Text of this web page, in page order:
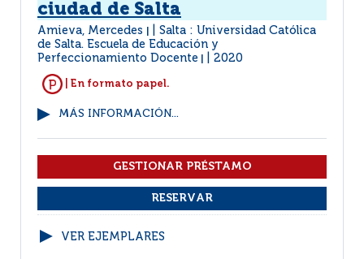
ciudad de Salta
Amieva, Mercedes
Salta : Universidad Católica
de Salta. Escuela de Educación y
Perfeccionamiento Docente
2020
| En formato papel.
MÁS INFORMACIÓN...
VER EJEMPLARES